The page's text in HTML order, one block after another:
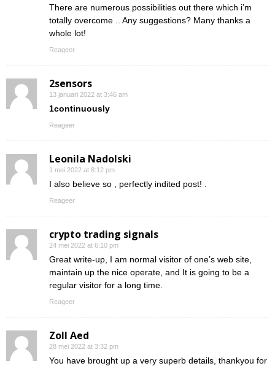
There are numerous possibilities out there which i’m
totally overcome .. Any suggestions? Many thanks a
whole lot!
Reageer
2sensors
13 januari 2022 at 3:46 am
1continuously
Reageer
Leonila Nadolski
1 mei 2022 at 8:12 pm
I also believe so , perfectly indited post! .
Reageer
crypto trading signals
24 mei 2022 at 6:10 pm
Great write-up, I am normal visitor of one’s web site,
maintain up the nice operate, and It is going to be a
regular visitor for a long time.
Reageer
Zoll Aed
28 mei 2022 at 3:32 pm
You have brought up a very superb details, thankyou for